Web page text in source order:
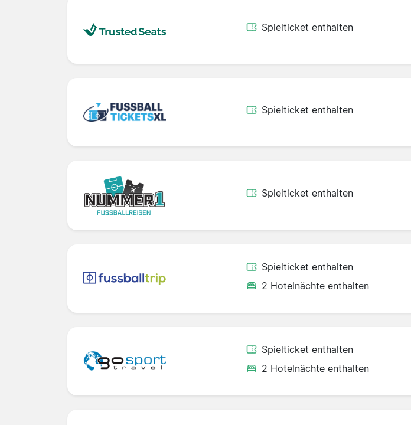
Spielticket enthalten
Spielticket enthalten
Spielticket enthalten
Spielticket enthalten
2 Hotelnächte enthalten
Spielticket enthalten
2 Hotelnächte enthalten